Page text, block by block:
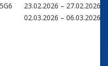
23.02.2026 – 27.02.2026
02.03.2026 – 06.03.2026